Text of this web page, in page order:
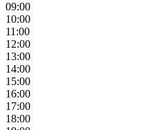
09:00
10:00
11:00
12:00
13:00
14:00
15:00
16:00
17:00
18:00